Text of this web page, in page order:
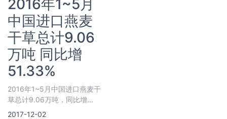
2016年1~5月
中国进口燕麦
干草总计9.06
万吨 同比增
51.33%
2016年1~5月中国进口燕麦干
草总计9.06万吨，同比增
51.33%；进口金额总计
2017-12-02